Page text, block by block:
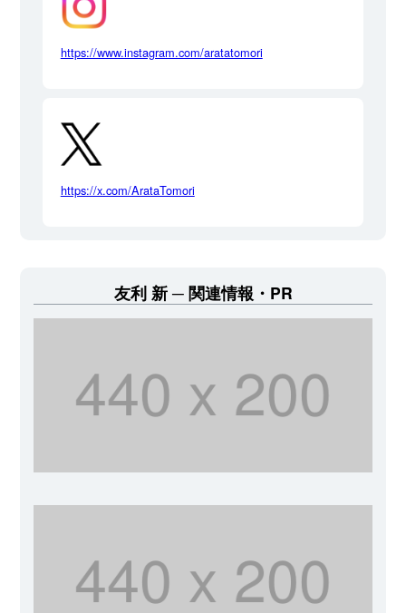
https://www.instagram.com/aratatomori
https://x.com/ArataTomori
友利 新 関連情報・PR